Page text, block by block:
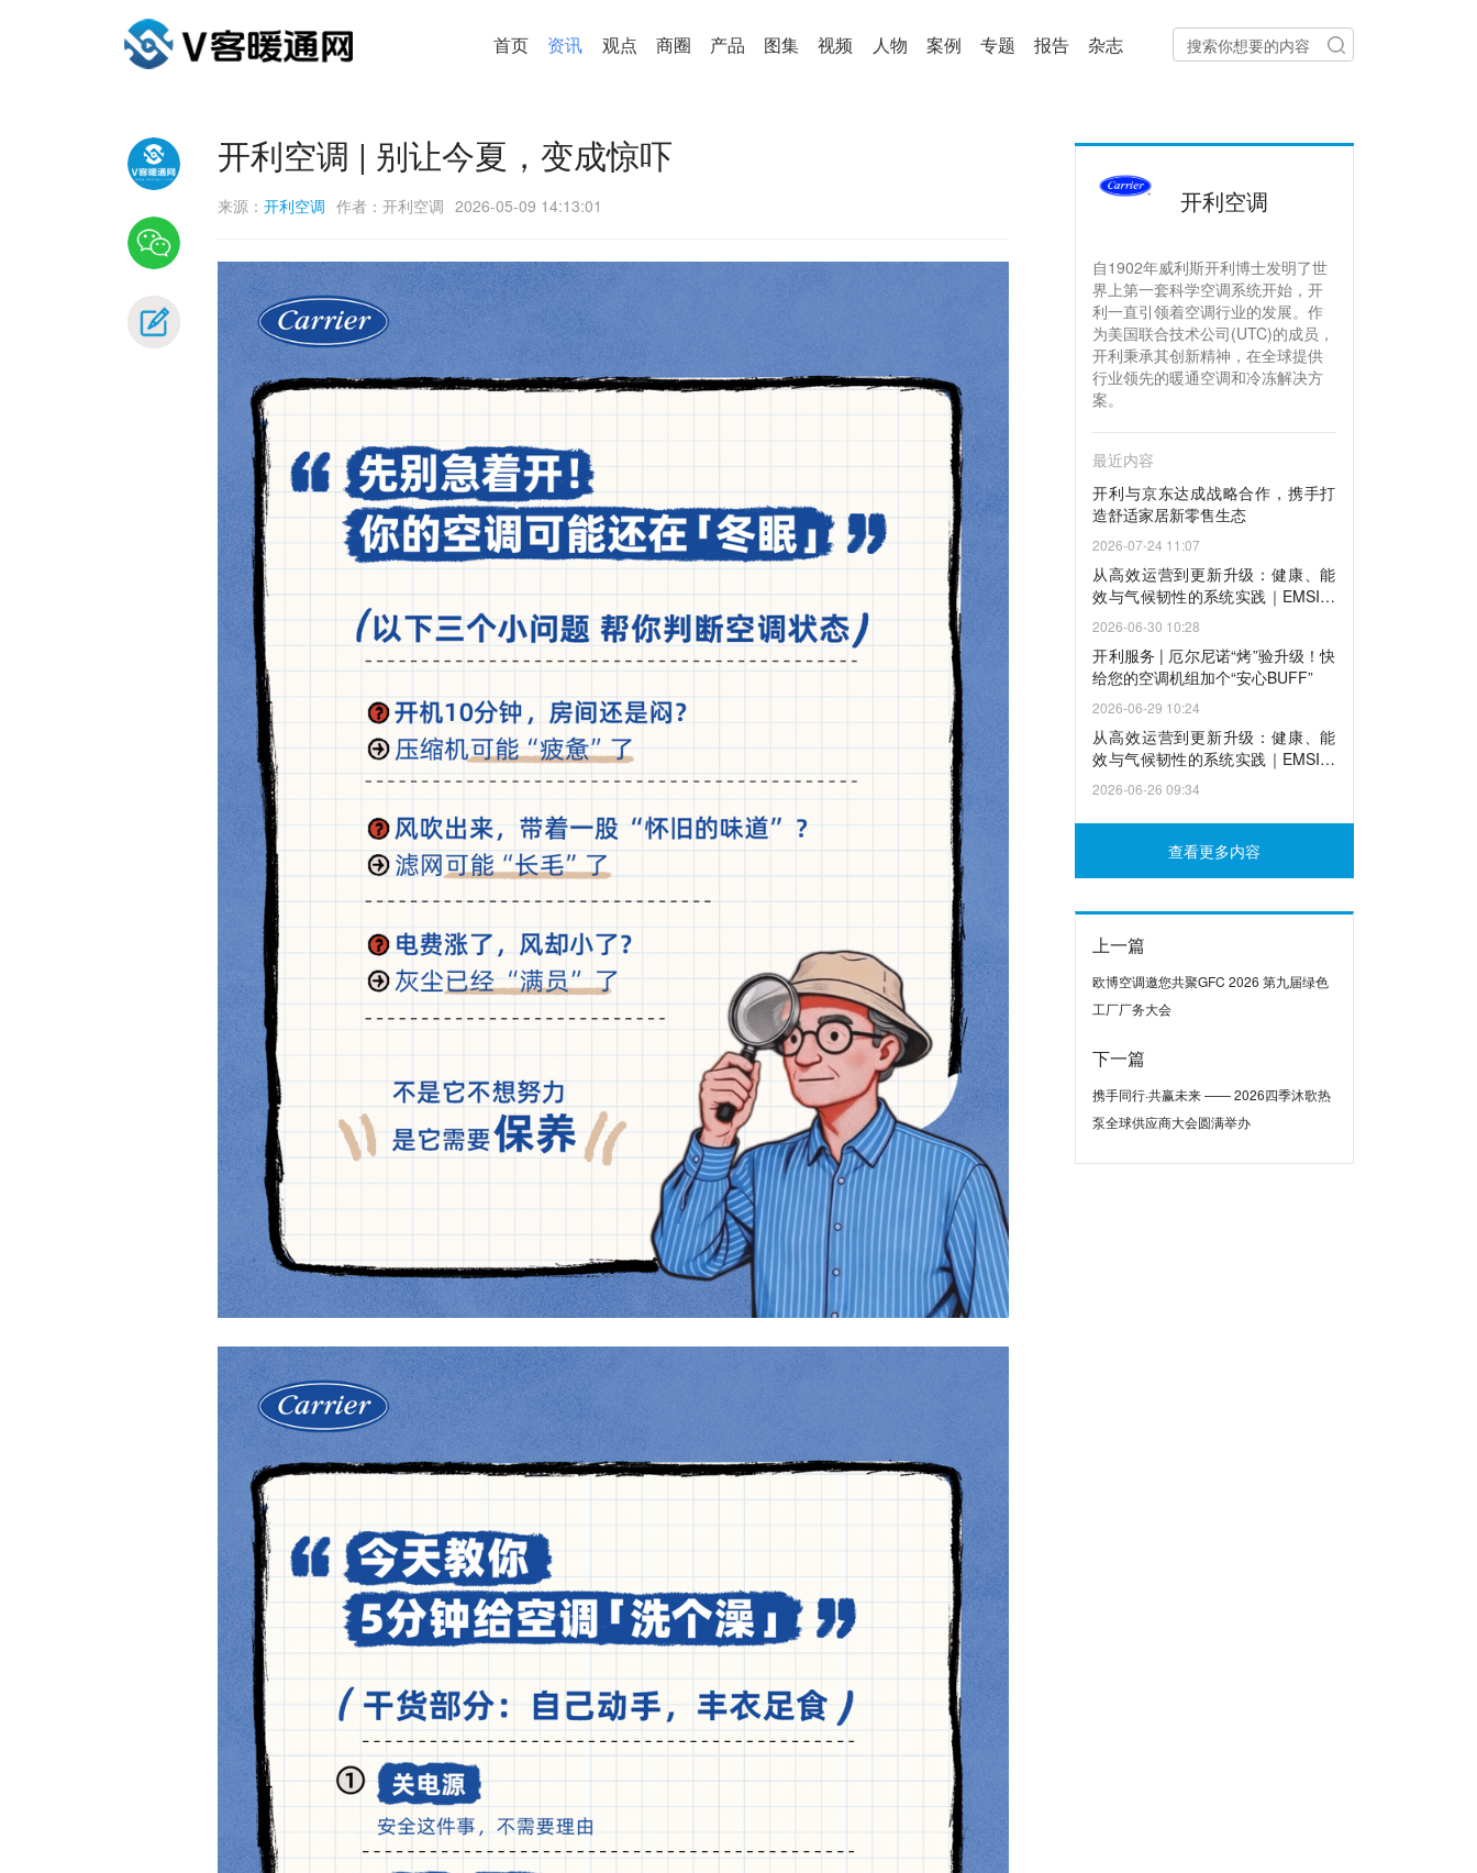
首页 资讯 观点 商圈 产品 图集 视频 人物 案例 专题 报告 杂志
开利空调 | 别让今夏，变成惊吓
来源： 开利空调 作者：开利空调 2026-05-09 14:13:01 开利空调
自1902年威利斯开利博士发明了世
界上第一套科学空调系统开始，开
利一直引领着空调行业的发展。作
为美国联合技术公司(UTC)的成员，
开利秉承其创新精神，在全球提供
行业领先的暖通空调和冷冻解决方
案。
最近内容
开利与京东达成战略合作，携手打
造舒适家居新零售生态
2026-07-24 11:07
从高效运营到更新升级：健康、能
效与气候韧性的系统实践｜EMSI与
中国天气联合举办全国节能宣传周
2026-06-30 10:28
开利服务 | 厄尔尼诺“烤”验升级！快
给您的空调机组加个“安心BUFF”
2026-06-29 10:24
从高效运营到更新升级：健康、能
效与气候韧性的系统实践｜EMSI与
中国天气联合举办全国节能宣传周
2026-06-26 09:34
查看更多内容
上一篇
欧博空调邀您共聚GFC 2026 第九届绿色
工厂厂务大会
下一篇
携手同行·共赢未来 —— 2026四季沐歌热
泵全球供应商大会圆满举办